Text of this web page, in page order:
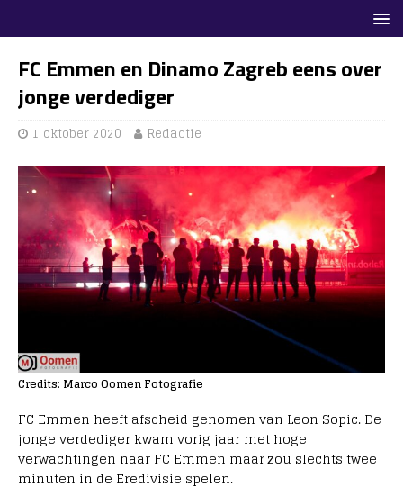
FC Emmen en Dinamo Zagreb eens over
jonge verdediger
1 oktober 2020 Redactie
Credits: Marco Oomen Fotografie
FC Emmen heeft afscheid genomen van Leon Sopic. De
jonge verdediger kwam vorig jaar met hoge
verwachtingen naar FC Emmen maar zou slechts twee
minuten in de Eredivisie spelen.